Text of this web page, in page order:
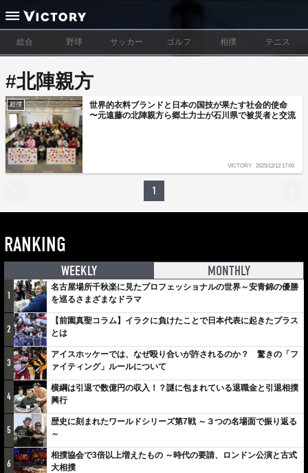
総合 野球 サッカー ゴルフ 相撲 テニス
#北陣親方
相撲
世界的衣料ブランドと日本の国技が果たす社会的使命
〜元遠藤の北陣親方ら郷土力士が石川県で被災者と交流
VICTORY 2025/12/12 17:00
1
RANKING
WEEKLY MONTHLY
1
名古屋場所千秋楽に見たプロフェッショナルの世界～安青錦の優勝
を巡るさまざまなドラマ
2
【前園真聖コラム】イラクに負けたことで日本代表に起きたプラス
とは
3
アイスホッケーでは、なぜ殴り合いが許されるのか？ 驚きの「フ
ァイティング」ルールについて
4
横綱は引退で数億円の収入！？謎に包まれている退職金と引退相撲
興行
5
歴史に刻まれたワールドシリーズ第7戦 ～３つの名場面で振り返る
～
6
相撲協会で3倍以上増えたもの ～時代の要請、ロンドン公演と古式
大相撲